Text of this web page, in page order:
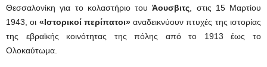
Θεσσαλονίκη για το κολαστήριο τουΆουσβιτς , στις 15 Μαρτίου
1943, οι «Ιστορικοί περίπατοι»αναδεικνύουν πτυχές της ιστορίας
της εβραϊκής κοινότητας της πόλης από το 1913 έως το
Ολοκαύτωμα.